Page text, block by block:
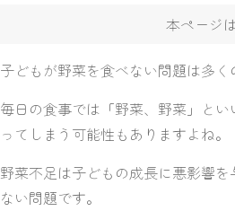
本ページ
子どもが野菜を食べない問題は多く
毎日の食事では「野菜、野菜」と
ってしまう可能性もありますよね。
野菜不足は子どもの成長に悪影響
ない問題です。